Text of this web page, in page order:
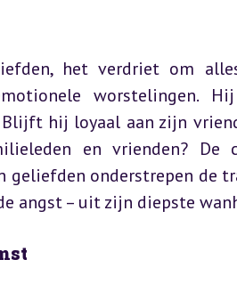
het verdriet om
worstelingen.
Blijft hij loyaal aan zijn
en vrienden?
geliefden onderstrepen de
angst – uit zijn diepste